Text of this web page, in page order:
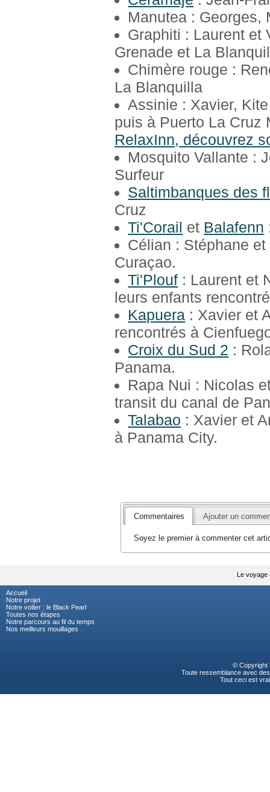
Manutea : Georges,
Graphiti : Laurent et
Grenade et La
Chimère rouge :
La Blanquilla
Assinie : Xavier,
puis à Puerto La Cruz
RelaxInn, découvrez
Mosquito Vallante :
Surfeur
Saltimbanques des
Cruz
Ti'Corail et Balafenn
Célian : Stéphane
Curaçao.
Ti'Plouf : Laurent et
leurs enfants
Kapuera : Xavier et
rencontrés à
Croix du Sud 2 :
Panama.
Rapa Nui : Nicolas
transit du canal de
Talabao : Xavier et
à Panama City.
Commentaires Ajouter un
Soyez le premier à commenter cet
Le voyage
Accueil
Notre projet
Notre voilier : le Black Pearl
Toutes nos étapes
Notre parcours au fil du temps
Nos meilleurs mouillages
© Copyright
Toute ressemblance avec
Tout ceci est